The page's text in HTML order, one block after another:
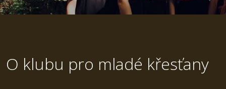
O klubu pro mladé křesťany